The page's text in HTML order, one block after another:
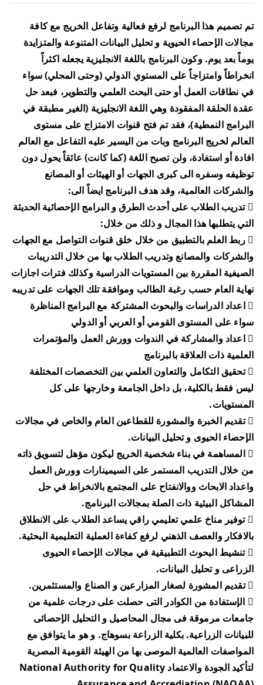
تم تصميم هذا البرنامج لرفع فعالية وتفاعل الخريج مع كافة
مجالات الإحصاء الحيوية و تحليل البيانات المتنوعة والمتزايدة
يوماً بعد يوم. وكون البرنامج باللغة الانجليزية يجعله اكثراً
انخراطاً وامتزاجاً على المستوي الدولي (وحتى المحلي) سواء
في نطاقات العمل أو حتى البحث العلمي والتطوير، فبعد حل
عقدة الحلقة المفقودة وهي اللغة الانجليزية (الغير مطبقة في
البرامج النمطية)، فقد تم فتح قنوات الامتزاج على مستوى
العالم لخريج البرنامج وبات من اليسير عليه التفاعل مع العالم
افادة أو استفادة، ولن تصبح اللغة (كما كانت) عائقاً يحول دون
توظيفه وسفره الى كبرى الجهات أو الهيئات أو المصانع
والشركات العالمية، وقد هدف البرنامج ايضاً الى:
 تدريب الطلاب على أحدث الطرق و البرامج الإحصائية الحديثة
التي يتطلبها هذا المجال و ذلك من خلال:
 ربط العلم بالتطبيق من خلال خلق قنوات التواصل مع الجهات
والشركات والمصانع وتدريب الطلاب بها من خلال التدريبات
الصيفية المقررة بين المستويات الدراسية وكذلك فترات اجازات
نهاية العام حسب رغبة الطالب وموافقة تلك الجهات على تدريبه
 اعداد الدراسات والبحوث المشتركة مع البرامج المناظرة
سواء على المستوى القومي أو العربي أو الدولي
 اعداد والمشاركة في الندوات وورش العمل والمؤتمرات
العلمية ذات العلاقة بالبرنامج
 تحقيق التكامل والتعاون العلمي بين التخصصات المختلفة
ليس فقط بالكلية، بل داخل الجامعة وخارجها على كل
المستويات.
 تقديم الخبرة والمشورة للقطاعين العام والخاص في مجالات
الإحصاء الحيوى و تحليل البيانات.
 المساهمة في بناء شخصية الخريج ليكون مؤهل لتسويق ذاته
من خلال التدريب المستمر على السيمينارات وورش العمل
واعداد الابحاث ووالانفتاح على المجتمع بالانخراط في حل
المشاكل البيئية ذات الصلة بمجالات البرنامج.
 توفير مناخ علمي تعليمي راقي يساعد الطلاب على الانطلاق
بالافكار والعصف الذهني لرفع كفاءة العملية التعليمية البحثية.
 تنشيط البحوث التطبيقية في مجالات الإحصاء الحيوى
الزراعى و تحليل البيانات.
 تقديم المشورة لصغار المزارعين و الصناع والمستثمرين.
 الإستفادة من الكوادر التى حصلت على درجات علمية من
جامعات مرموقة فى مجال المحاصيل و التحليل الإحصائى
للبيانات الزراعية. بكلية الزراعة بسوهاج. و هو ما يتوافق مع
المواصفات العالمية الموصى بها من الهيئة القومية المصرية
لتأكيد الجودة والاعتماد National Authority for Quality